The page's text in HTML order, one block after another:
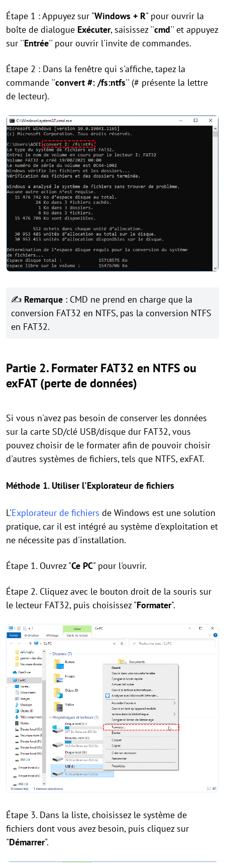
Étape 1 : Appuyez sur "Windows + R" pour ouvrir la
boîte de dialogue Exécuter, saisissez ''cmd'' et appuyez
sur ''Entrée'' pour ouvrir l'invite de commandes.
Étape 2 : Dans la fenêtre qui s'affiche, tapez la
commande ''convert #: /fs:ntfs'' (# présente la lettre
de lecteur).
✍ Remarque : CMD ne prend en charge que la
conversion FAT32 en NTFS, pas la conversion NTFS
en FAT32.
Partie 2. Formater FAT32 en NTFS ou
exFAT (perte de données)
Si vous n'avez pas besoin de conserver les données
sur la carte SD/clé USB/disque dur FAT32, vous
pouvez choisir de le formater afin de pouvoir choisir
d'autres systèmes de fichiers, tels que NTFS, exFAT.
Méthode 1. Utiliser l'Explorateur de fichiers
L'Explorateur de fichiers de Windows est une solution
pratique, car il est intégré au système d'exploitation et
ne nécessite pas d'installation.
Étape 1. Ouvrez "Ce PC" pour l'ouvrir.
Étape 2. Cliquez avec le bouton droit de la souris sur
le lecteur FAT32, puis choisissez "Formater".
Étape 3. Dans la liste, choisissez le système de
fichiers dont vous avez besoin, puis cliquez sur
"Démarrer".